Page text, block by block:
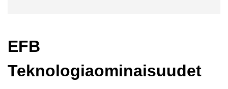
EFB
Teknologiaominaisuudet